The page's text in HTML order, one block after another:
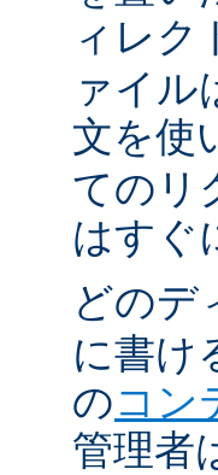
ィレク
ァイル
文を使
てのリ
はすぐ
どのデ
に書け
のコン
管理者